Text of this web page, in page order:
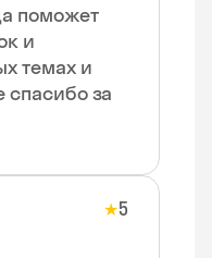
поможет
и
темах и
спасибо за
★5